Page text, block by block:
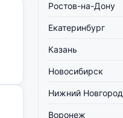
Ростов-на-Дону
Екатеринбург
Казань
Новосибирск
Нижний Новгород
Воронеж